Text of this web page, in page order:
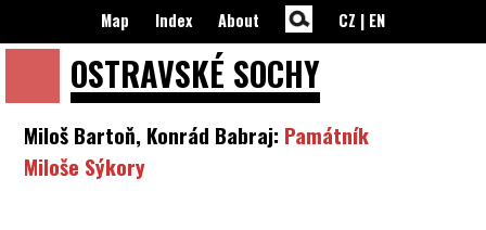
OSTRAVSKÉ SOCHY
Map Index About CZ | EN
Miloš Bartoň, Konrád Babraj: Památník
Miloše Sýkory